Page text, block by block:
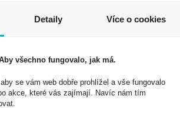
exkluzivních výhod!
osobních údajů *
Detaily Více o cookies
všechno fungovalo, jak má.
se vám web dobře prohlížel a vše fungovalo
akce, které vás zajímají. Navíc nám tím